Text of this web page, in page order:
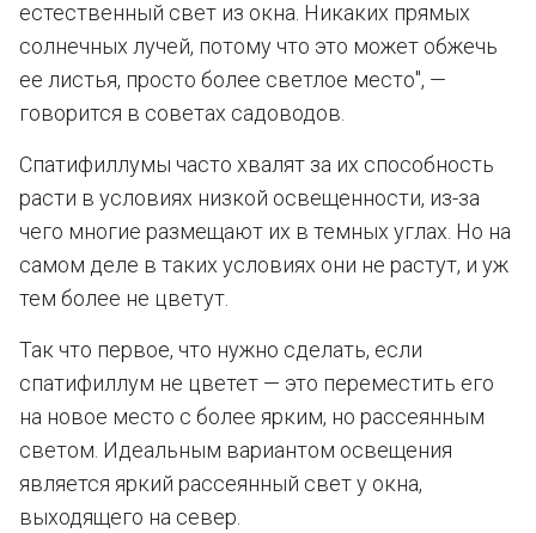
естественный свет из окна. Никаких прямых
солнечных лучей, потому что это может обжечь
ее листья, просто более светлое место", —
говорится в советах садоводов.
Спатифиллумы часто хвалят за их способность
расти в условиях низкой освещенности, из-за
чего многие размещают их в темных углах. Но на
самом деле в таких условиях они не растут, и уж
тем более не цветут.
Так что первое, что нужно сделать, если
спатифиллум не цветет — это переместить его
на новое место с более ярким, но рассеянным
светом. Идеальным вариантом освещения
является яркий рассеянный свет у окна,
выходящего на север.